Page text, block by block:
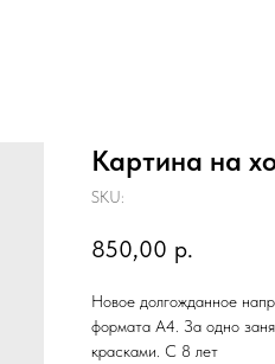
Картина на
SKU:
850,00 р.
Новое долгожданное
формата А4. За одно
красками. С 8 лет